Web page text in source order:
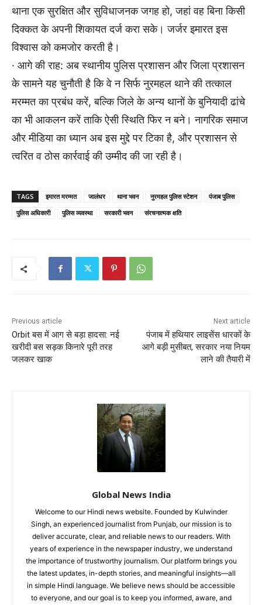
थाना एक सुरक्षित और सुविधाजनक जगह हो, जहां वह बिना किसी
दिक्कत के अपनी शिकायत दर्ज करा सके। जर्जर इमारत इस
विश्वास को कमजोर करती है।
· आगे की राह: अब स्थानीय पुलिस प्रशासन और जिला प्रशासन
के सामने यह चुनौती है कि वे न सिर्फ नुरमहल थाने की तत्काल
मरम्मत का प्रबंध करें, बल्कि जिले के अन्य थानों के बुनियादी ढांचे
का भी आकलन करें ताकि ऐसी स्थिति फिर न बने। नागरिक समाज
और मीडिया का ध्यान अब इस मुद्दे पर टिका है, और प्रशासन से
त्वरित व ठोस कार्रवाई की उम्मीद की जा रही है।
TAGS इमारत मरम्मत जालंधर थाना भवन नुरमहल पुलिस स्टेशन
पंजाब पुलिस
पुलिस अधिकारी
पुलिस व्यवस्था सरकारी भवन संरचनात्मक क्षति
Previous article
Orbit बस में आग से बड़ा हादसा: नई
खरीदी बस सड़क किनारे पूरी तरह
जलकर खाक
Next article
पंजाब में हथियार लाइसेंस धारकों के
आगे बड़ी मुसीबत, सरकार नया नियम
लाने की तैयारी में
Global News India
Welcome to our Hindi news website. Founded by Kulwinder
Singh, an experienced journalist from Punjab, our mission is to
deliver accurate, clear, and reliable news to our readers. With
years of experience in the newspaper industry, we understand
the importance of trustworthy journalism. Our platform brings you
the latest updates, in-depth stories, and meaningful insights—all
in simple Hindi language. We believe news should be accessible
to everyone, and our goal is to keep you informed, aware, and